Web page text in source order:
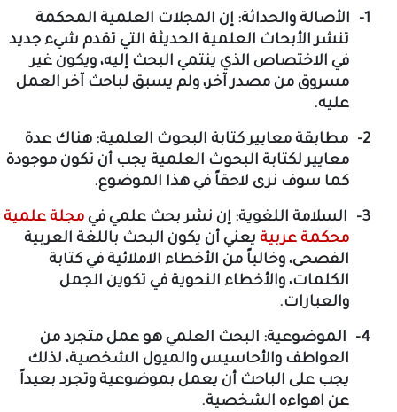
الأصالة والحداثة: إن المجلات العلمية المحكمة
تنشر الأبحاث العلمية الحديثة التي تقدم شيء جديد
في الاختصاص الذي ينتمي البحث إليه، ويكون غير
مسروق من مصدر آخر، ولم يسبق لباحث آخر العمل
عليه.
مطابقة معايير كتابة البحوث العلمية: هناك عدة
معايير لكتابة البحوث العلمية يجب أن تكون موجودة
كما سوف نرى لاحقاً في هذا الموضوع.
السلامة اللغوية: إن نشر بحث علمي فيمجلة علمية
محكمة عربيةيعني أن يكون البحث باللغة العربية
الفصحى، وخالياً من الأخطاء الاملائية في كتابة
الكلمات، والأخطاء النحوية في تكوين الجمل
والعبارات.
الموضوعية: البحث العلمي هو عمل متجرد من
العواطف والأحاسيس والميول الشخصية، لذلك
يجب على الباحث أن يعمل بموضوعية وتجرد بعيداً
عن اهواءه الشخصية.